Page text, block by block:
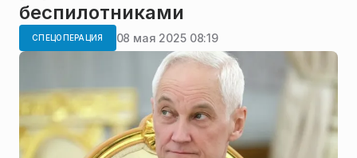
беспилотниками
СПЕЦОПЕРАЦИЯ 08 мая 2025 08:19